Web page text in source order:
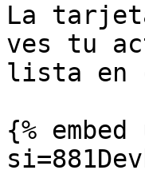
La
ves tu
lista en
{%